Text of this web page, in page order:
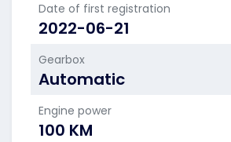
Date of first registration
2022-06-21
Gearbox
Automatic
Engine power
100 KM